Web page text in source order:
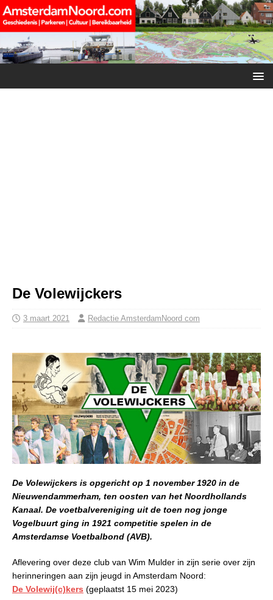
De Volewijckers
3 maart 2021 Redactie AmsterdamNoord com
De Volewijckers is opgericht op 1 november 1920 in de
Nieuwendammerham, ten oosten van het Noordhollands
Kanaal. De voetbalvereniging uit de toen nog jonge
Vogelbuurt ging in 1921 competitie spelen in de
Amsterdamse Voetbalbond (AVB).
Aflevering over deze club van Wim Mulder in zijn serie over zijn
herinneringen aan zijn jeugd in Amsterdam Noord:
De Volewij(c)kers (geplaatst 15 mei 2023)